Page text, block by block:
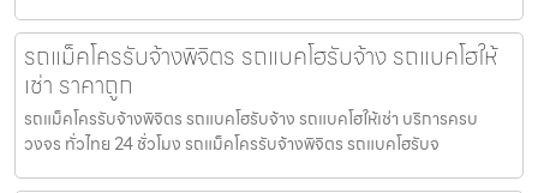
รถแม็คโครรับจ้างพิจิตร รถแบคโฮรับจ้าง รถแบคโฮให้
เช่า ราคาถูก
รถแม็คโครรับจ้างพิจิตร รถแบคโฮรับจ้าง รถแบคโฮให้เช่า บริการครบ
วงจร ทั่วไทย 24 ชั่วโมง รถแม็คโครรับจ้างพิจิตร รถแบคโฮรับจ